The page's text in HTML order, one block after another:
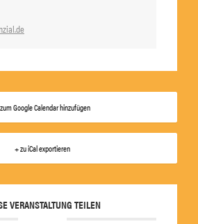
Google Calendar hinzufügen
+ zu iCal exportieren
VERANSTALTUNG TEILEN